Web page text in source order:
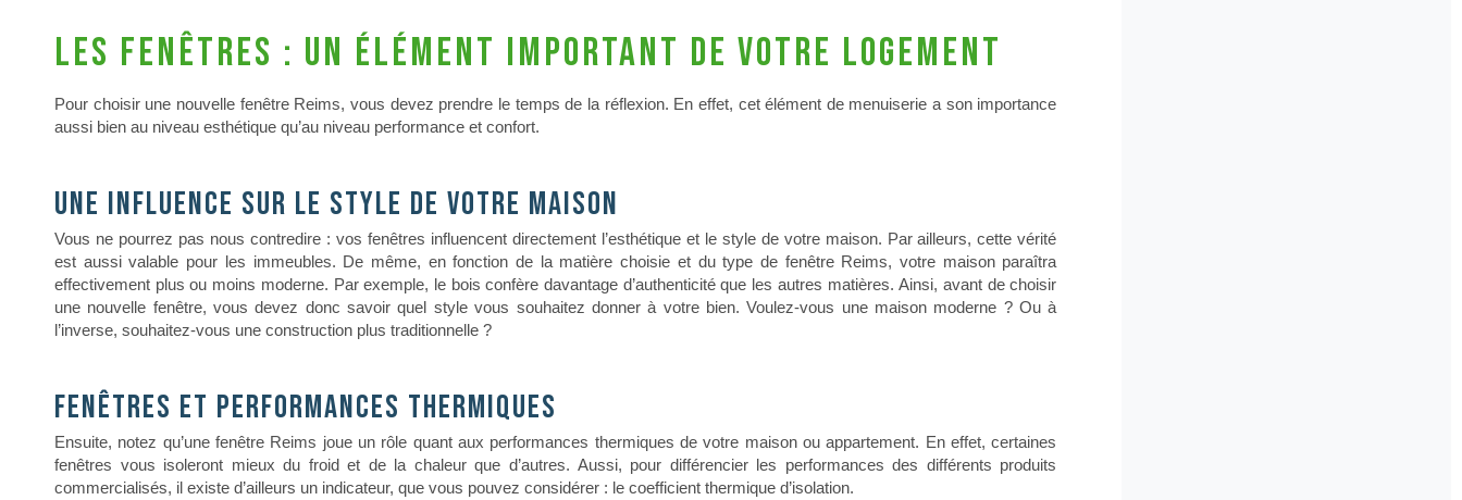
Les fenêtres : un élément important de votre logement
Pour choisir une nouvelle fenêtre Reims, vous devez prendre le temps de la réflexion. En effet, cet élément de menuiserie a son importance
aussi bien au niveau esthétique qu’au niveau performance et confort.
Une influence sur le style de votre maison
Vous ne pourrez pas nous contredire : vos fenêtres influencent directement l’esthétique et le style de votre maison. Par ailleurs, cette vérité
est aussi valable pour les immeubles. De même, en fonction de la matière choisie et du type de fenêtre Reims, votre maison paraîtra
effectivement plus ou moins moderne. Par exemple, le bois confère davantage d’authenticité que les autres matières.Ainsi, avant de choisir
une nouvelle fenêtre, vous devez donc savoir quel style vous souhaitez donner à votre bien. Voulez-vous une maison moderne ? Ou à
l’inverse, souhaitez-vous une construction plus traditionnelle ?
Fenêtres et performances thermiques
Ensuite, notez qu’une fenêtre Reims joue un rôle quant aux performances thermiques de votre maison ou appartement. En effet, certaines
fenêtres vous isoleront mieux du froid et de la chaleur que d’autres. Aussi, pour différencier les performances des différents produits
commercialisés, il existe d’ailleurs un indicateur, que vous pouvez considérer : le coefficient thermique d’isolation.